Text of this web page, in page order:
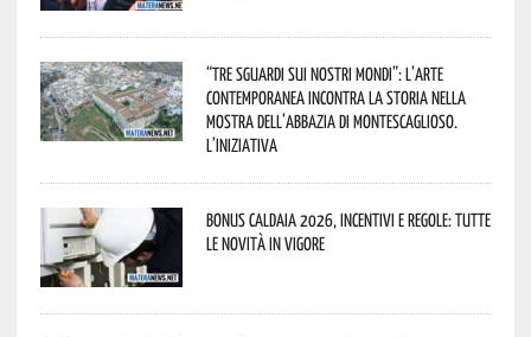
“Tre Sguardi sui Nostri Mondi”: l’arte
contemporanea incontra la storia nella
mostra dell’Abbazia di Montescaglioso.
L’iniziativa
Bonus caldaia 2026, incentivi e regole: tutte
le novità in vigore